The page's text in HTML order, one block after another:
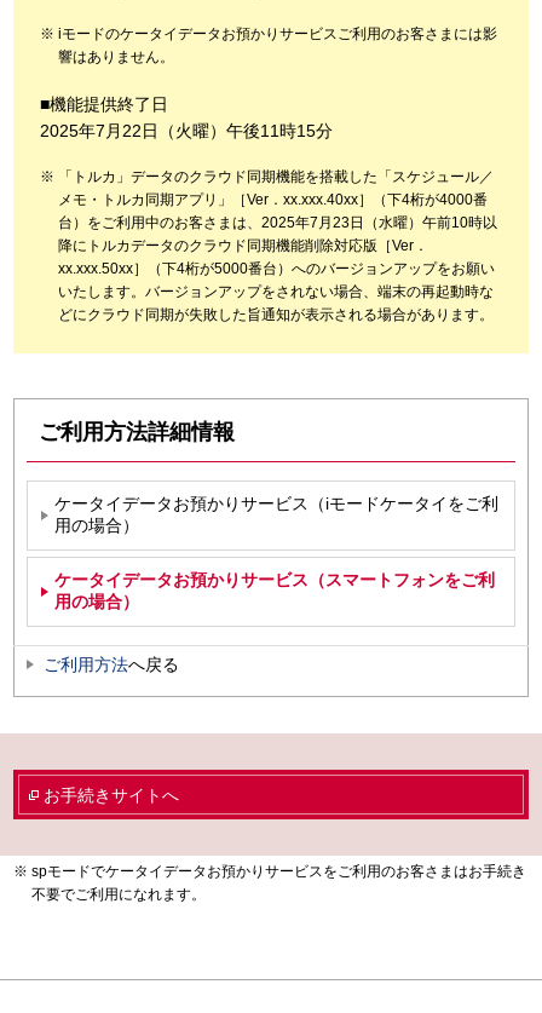
iモードのケータイデータお預かりサービスご利用のお客さまには影
響はありません。
■機能提供終了日
2025年7月22日（火曜）午後11時15分
「トルカ」データのクラウド同期機能を搭載した「スケジュール／
メモ・トルカ同期アプリ」［Ver．xx.xxx.40xx］（下4桁が4000番
台）をご利用中のお客さまは、2025年7月23日（水曜）午前10時以
降にトルカデータのクラウド同期機能削除対応版［Ver．
xx.xxx.50xx］（下4桁が5000番台）へのバージョンアップをお願い
いたします。バージョンアップをされない場合、端末の再起動時な
どにクラウド同期が失敗した旨通知が表示される場合があります。
ご利用方法詳細情報
ケータイデータお預かりサービス（iモードケータイをご利
用の場合）
ケータイデータお預かりサービス（スマートフォンをご利
用の場合）
ご利用方法へ戻る
お手続きサイトへ
spモードでケータイデータお預かりサービスをご利用のお客さまはお手続き
不要でご利用になれます。